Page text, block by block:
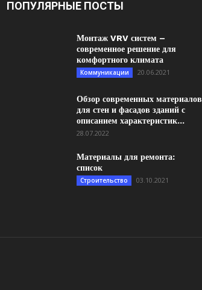
ПОПУЛЯРНЫЕ ПОСТЫ
Монтаж VRV систем –
современное решение для
комфортного климата
Коммуникации 20.06.2021
Обзор современных материалов
для стен и фасадов зданий с
описанием характеристик...
28.07.2022
Материалы для ремонта:
список
Строительство 03.10.2021